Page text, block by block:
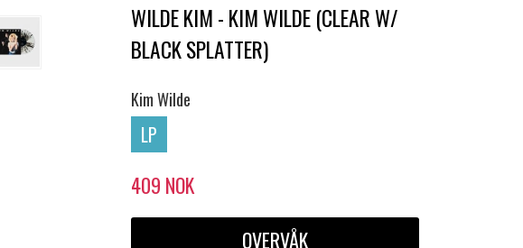
WILDE KIM - KIM WILDE (CLEAR W/
BLACK SPLATTER)
Kim Wilde
LP
409 NOK
OVERVÅK